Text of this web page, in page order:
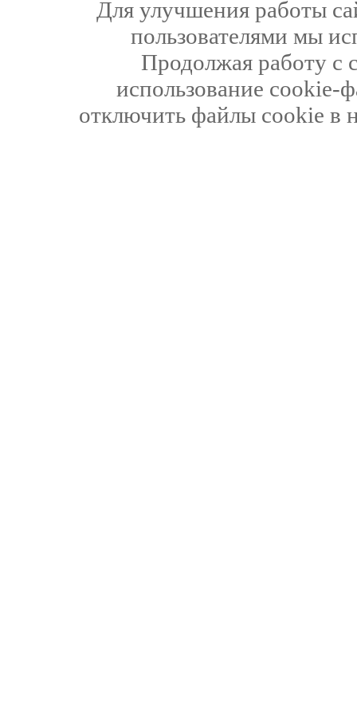
Для улучшения работы
пользователями мы
Продолжая работу с
использование cookie-
отключить файлы cookie в